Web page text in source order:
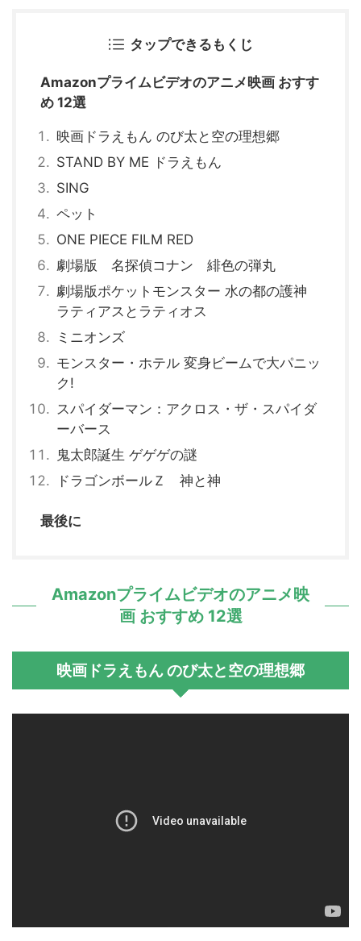
タップできるもくじ
Amazonプライムビデオのアニメ映画 おすす
め 12選
映画ドラえもん のび太と空の理想郷
STAND BY ME ドラえもん
SING
ペット
ONE PIECE FILM RED
劇場版 名探偵コナン 緋色の弾丸
劇場版ポケットモンスター 水の都の護神
ラティアスとラティオス
ミニオンズ
モンスター・ホテル 変身ビームで大パニッ
ク!
スパイダーマン：アクロス・ザ・スパイダ
ーバース
鬼太郎誕生 ゲゲゲの謎
ドラゴンボールＺ 神と神
最後に
Amazonプライムビデオのアニメ映
画 おすすめ 12選
映画ドラえもん のび太と空の理想郷